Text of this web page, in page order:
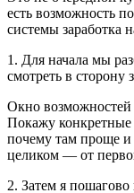
есть возможность
системы заработка
1. Для начала мы
смотреть в сторону
Окно возможностей
Покажу конкретные
почему там проще
целиком — от
2. Затем я